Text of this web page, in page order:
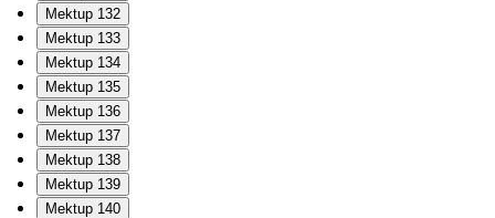
Mektup 132
Mektup 133
Mektup 134
Mektup 135
Mektup 136
Mektup 137
Mektup 138
Mektup 139
Mektup 140